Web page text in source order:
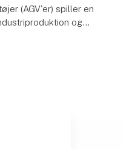
(AGV'er) spiller en
og